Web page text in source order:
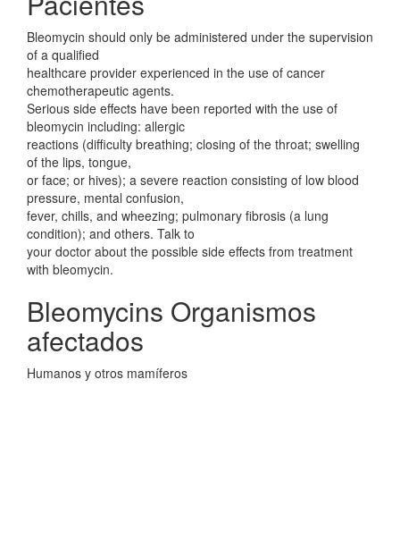
Bleomycin should only be administered under the supervision
of a qualified
healthcare provider experienced in the use of cancer
chemotherapeutic agents.
Serious side effects have been reported with the use of
bleomycin including: allergic
reactions (difficulty breathing; closing of the throat; swelling
of the lips, tongue,
or face; or hives); a severe reaction consisting of low blood
pressure, mental confusion,
fever, chills, and wheezing; pulmonary fibrosis (a lung
condition); and others. Talk to
your doctor about the possible side effects from treatment
with bleomycin.
Bleomycins Organismos
afectados
Humanos y otros mamíferos